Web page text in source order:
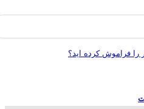
را فراموش کرده اید؟